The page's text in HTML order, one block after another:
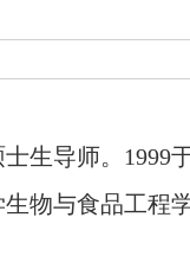
生导师。1999
物与食品工程